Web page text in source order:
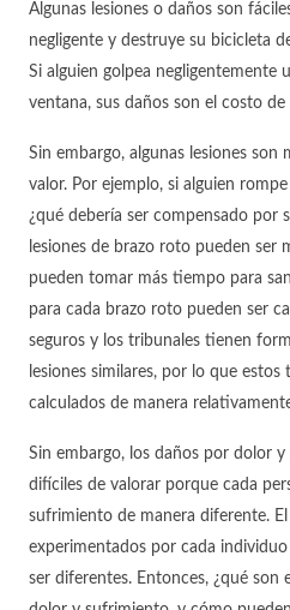
Algunas lesiones o daños son
negligente y destruye su bicicleta
Si alguien golpea negligentemente
ventana, sus daños son el costo de
Sin embargo, algunas lesiones son
valor. Por ejemplo, si alguien
¿qué debería ser compensado por
lesiones de brazo roto pueden ser
pueden tomar más tiempo para
para cada brazo roto pueden ser
seguros y los tribunales tienen
lesiones similares, por lo que
calculados de manera
Sin embargo, los daños por dolor
difíciles de valorar porque cada
sufrimiento de manera diferente.
experimentados por cada
ser diferentes. Entonces, ¿qué son